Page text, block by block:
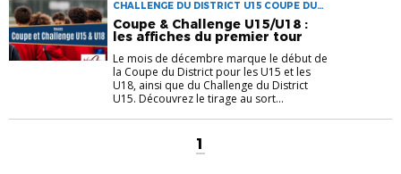
CHALLENGE DU DISTRICT U15 COUPE DU
DISTRICT U15 COUPE DU DISTRICT U18
COUPES JEUNES
Coupe & Challenge U15/U18 :
les affiches du premier tour
Le mois de décembre marque le début de
la Coupe du District pour les U15 et les
U18, ainsi que du Challenge du District
U15. Découvrez le tirage au sort...
1